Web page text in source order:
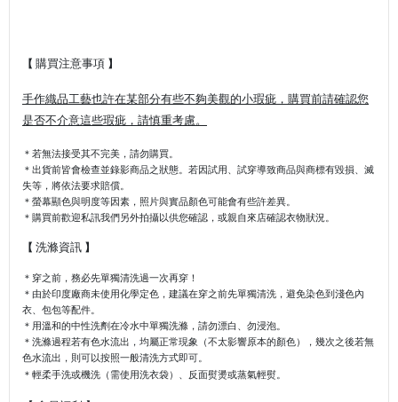
【 購買注意事項 】
手作織品工藝也許在某部分有些不夠美觀的小瑕疵，購買前請確認您
是否不介意這些瑕疵，請慎重考慮。
＊ 若無法接受其不完美，請勿購買。
＊出貨前皆會檢查並錄影商品之狀態。若因試用、試穿導致商品與商標有毀損、滅
失等，將依法要求賠償
＊ 螢幕顯色與明度等因素，照片與實品顏色可能會有些許差異。
＊ 購買前歡迎私訊我們另外拍攝以供您確認，或親自來店確認衣物狀況。
【 洗滌資訊 】
＊穿之前，務必先單獨清洗過一次再穿！
＊由於印度廠商未使用化學定色，建議在穿之前先單獨清洗，避免染色到淺色內
衣、包包等配件。
＊用溫和的中性洗劑在冷水中單獨洗滌，請勿漂白、勿浸泡。
＊洗滌過程若有色水流出，均屬正常現象（不太影響原本的顏色），幾次之後若無
色水流出，則可以按照一般清洗方式即可。
＊輕柔手洗或機洗（需使用洗衣袋）、反面熨燙或蒸氣輕熨。